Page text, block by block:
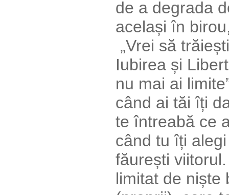
de a degrada
același în
„Vrei să
Iubirea și
nu mai ai
când ai tăi îți
te întreabă ce
când tu îți
făurești
limitat de niște